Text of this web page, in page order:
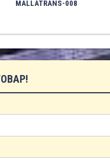
MALLATRANS-008